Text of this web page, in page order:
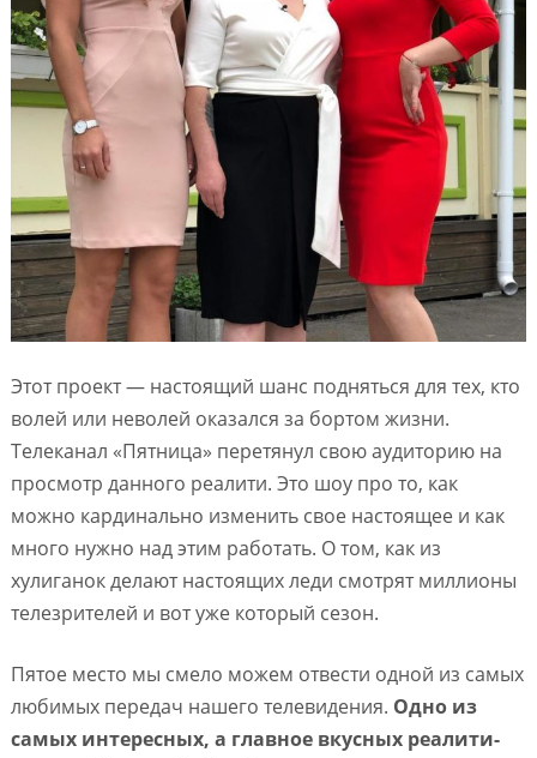
Этот проект — настоящий шанс подняться для тех, кто
волей или неволей оказался за бортом жизни.
Телеканал «Пятница» перетянул свою аудиторию на
просмотр данного реалити. Это шоу про то, как
можно кардинально изменить свое настоящее и как
много нужно над этим работать. О том, как из
хулиганок делают настоящих леди смотрят миллионы
телезрителей и вот уже который сезон.
Пятое место мы смело можем отвести одной из самых
любимых передач нашего телевидения. Одно из
самых интересных, а главное вкусных реалити-